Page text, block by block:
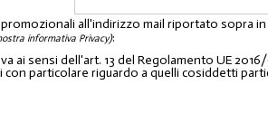
all'indirizzo mail riportato sopra
informativa Privacy):
sensi dell'art. 13 del Regolamento UE
particolare riguardo a quelli cosiddetti